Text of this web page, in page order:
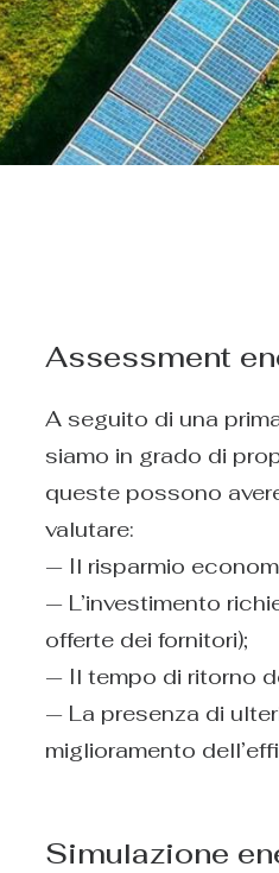
Assessment
A seguito di una
siamo in grado di
queste possono
valutare:
— Il risparmio
— L’investimento
offerte dei fornitori);
— Il tempo di ritorno
— La presenza di
miglioramento
Simulazione